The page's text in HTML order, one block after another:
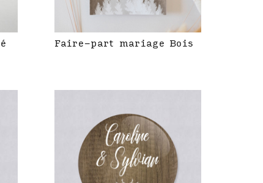
Faire-part mariage Bois